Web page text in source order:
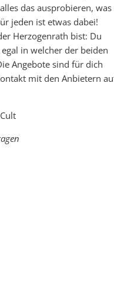
das ausprobieren, was
jeden ist etwas dabei!
Herzogenrath bist: Du
in welcher der beiden
Angebote sind für dich
mit den Anbietern